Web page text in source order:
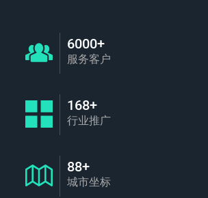
6000+
服务客户
168+
行业推广
88+
城市坐标